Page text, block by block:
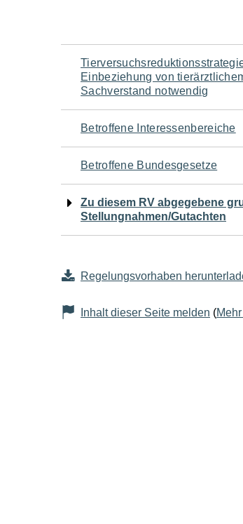
Navigation
für
den
Seiteninhalt
Einbeziehung von
Sachverstand notwendig
Betroffene Interessenbereiche
Betroffene Bundesgesetze
Zu diesem RV abgegebene
Stellungnahmen/Gutachten
Regelungsvorhaben
Inhalt dieser Seite melden (